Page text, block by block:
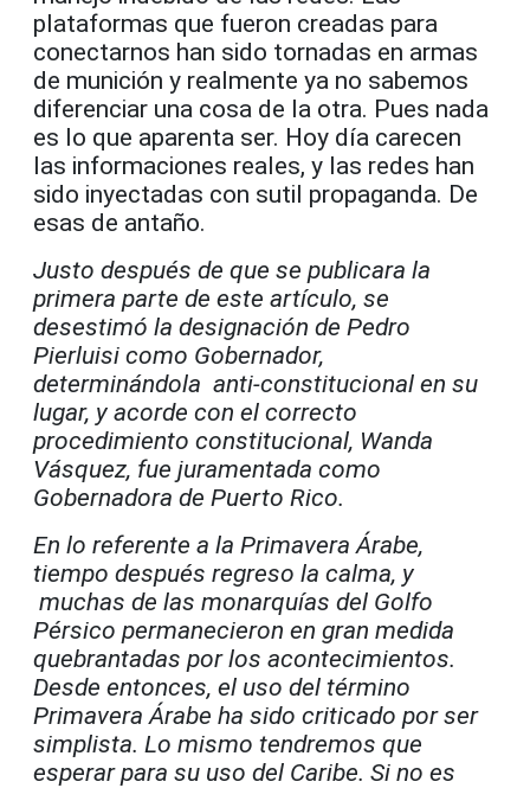
plataformas que fueron creadas para
conectarnos han sido tornadas en armas
de munición y realmente ya no sabemos
diferenciar una cosa de la otra. Pues nada
es lo que aparenta ser. Hoy día carecen
las informaciones reales, y las redes han
sido inyectadas con sutil propaganda. De
esas de antaño.
Justo después de que se publicara la
primera parte de este artículo, se
desestimó la designación de Pedro
Pierluisi como Gobernador,
determinándola anti-constitucional en su
lugar, y acorde con el correcto
procedimiento constitucional, Wanda
Vásquez, fue juramentada como
Gobernadora de Puerto Rico.
En lo referente a la Primavera Árabe,
tiempo después regreso la calma, y
muchas de las monarquías del Golfo
Pérsico permanecieron en gran medida
quebrantadas por los acontecimientos.
Desde entonces, el uso del término
Primavera Árabe ha sido criticado por ser
simplista. Lo mismo tendremos que
esperar para su uso del Caribe. Si no es